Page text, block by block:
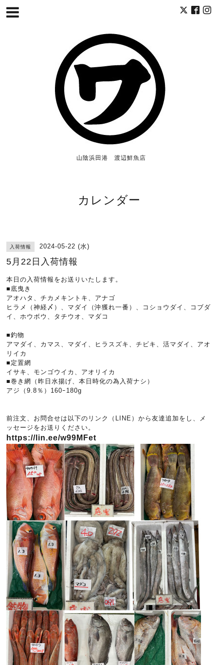
山陰浜田港 渡辺鮮魚店
カレンダー
入荷情報 2024-05-22 (水)
5月22日入荷情報
本日の入荷情報をお送りいたします。
■底曳き
アオハタ、チカメキントキ、アナゴ
ヒラメ（神経〆）、マダイ（沖獲れ一番）、コショウダイ、コブダ
イ、ホウボウ、タチウオ、マダコ
■釣物
アマダイ、カマス、マダイ、ヒラスズキ、チビキ、活マダイ、アオ
リイカ
■定置網
イサキ、モンゴウイカ、アオリイカ
■巻き網（昨日水揚げ、本日時化の為入荷ナシ）
アジ（9.8％）160ｰ180g
前注文、お問合せは以下のリンク（LINE）から友達追加をし、メ
ッセージをお送りください。
https://lin.ee/w99MFet